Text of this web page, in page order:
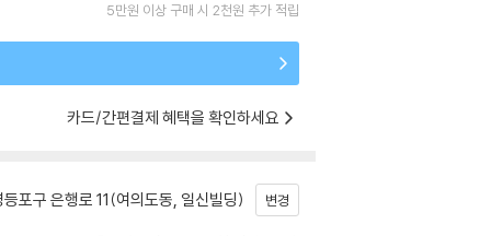
5만원 이상 구매 시 2천원 추가 적립
카드/간편결제 혜택을 확인하세요
포구 은행로 11(여의도동, 일신빌딩) 변경